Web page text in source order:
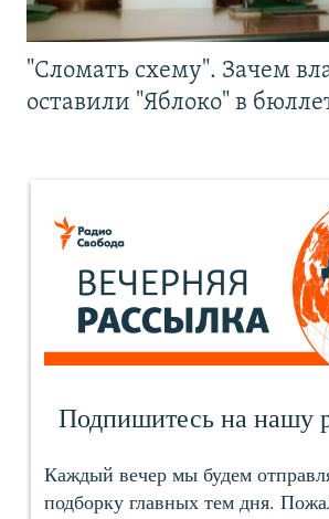
"Сломать схему". Зачем
оставили "Яблоко" в